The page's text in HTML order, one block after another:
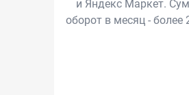
и Яндекс Маркет.
оборот в месяц - более